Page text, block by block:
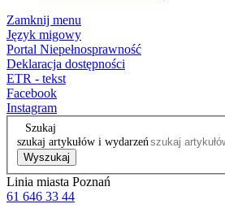
Zamknij menu
Język migowy
Portal Niepełnosprawność
Deklaracja dostępności
ETR - tekst
Facebook
Instagram
Szukaj
szukaj artykułów i wydarzeń
Wyszukaj
Linia miasta Poznań
61 646 33 44